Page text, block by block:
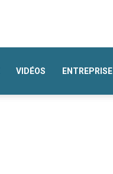
VIDÉOS ENTREPRISE